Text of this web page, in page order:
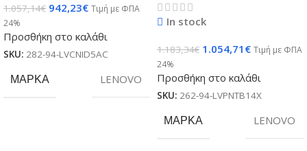
1.057,14€ 942,23€ Τιμή με ΦΠΑ
24%
Προσθήκη στο καλάθι
SKU: 282-94-LVCNID5AC
ΜΆΡΚΑ LENOVO
In stock
1.183,34€ 1.054,71 € Τιμή με ΦΠΑ
24%
Προσθήκη στο καλάθι
SKU: 262-94-LVPNTB14X
ΜΆΡΚΑ LENOVO